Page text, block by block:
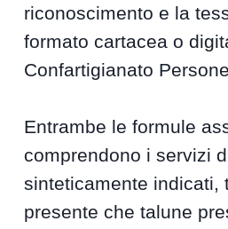
riconoscimento e la
formato cartacea o
Confartigianato
Entrambe le formule
comprendono i servizi
sinteticamente indicati,
presente che talune